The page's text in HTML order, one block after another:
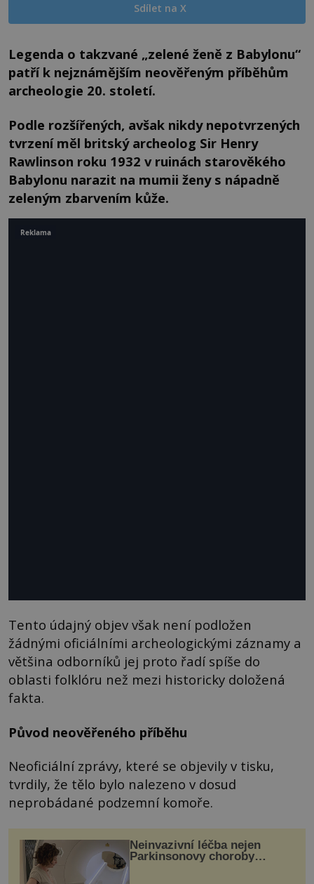
Sdílet na X
Legenda o takzvané „zelené ženě z Babylonu“
patří k nejznámějším neověřeným příběhům
archeologie 20. století.
Podle rozšířených, avšak nikdy nepotvrzených
tvrzení měl britský archeolog Sir Henry
Rawlinson roku 1932 v ruinách starověkého
Babylonu narazit na mumii ženy s nápadně
zeleným zbarvením kůže.
Tento údajný objev však není podložen
žádnými oficiálními archeologickými záznamy a
většina odborníků jej proto řadí spíše do
oblasti folklóru než mezi historicky doložená
fakta.
Původ neověřeného příběhu
Neoficiální zprávy, které se objevily v tisku,
tvrdily, že tělo bylo nalezeno v dosud
neprobádané podzemní komoře.
Neinvazivní léčba nejen
Parkinsonovy choroby
Reklama